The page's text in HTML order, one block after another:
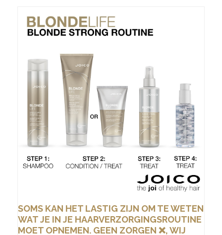
SOMS KAN HET LASTIG ZIJN OM TE WETEN
WAT JE IN JE HAARVERZORGINGSROUTINE
MOET OPNEMEN. GEEN ZORGEN ❌, WIJ